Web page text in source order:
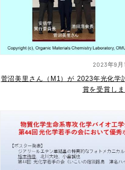
2023年9月
菅沼美里さん（M1）が 2023年光化学
賞を受賞しま